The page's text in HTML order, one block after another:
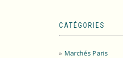
CATÉGORIES
Marchés Paris